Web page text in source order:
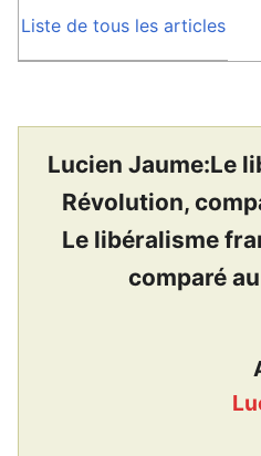
Liste de tous les articles
Lucien Jaume:Le
Révolution,
Le libéralisme
comparé